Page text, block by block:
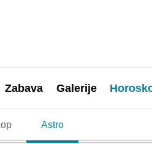
Zabava Galerije
Astro